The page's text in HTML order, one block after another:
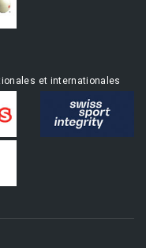
et internationales